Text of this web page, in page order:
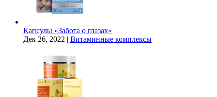
Капсулы «Забота о глазах»
Дек 26, 2022 | Витаминные комплексы